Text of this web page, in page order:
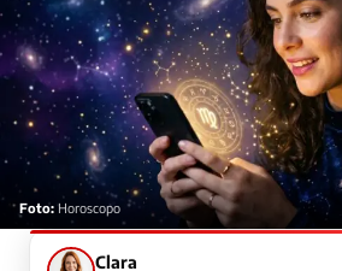
Foto: Horoscopo
Clara